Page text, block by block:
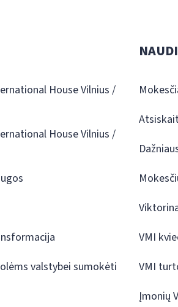
House Vilnius /
House Vilnius /
valstybei sumokėti
VMI
VMI
Įmonių